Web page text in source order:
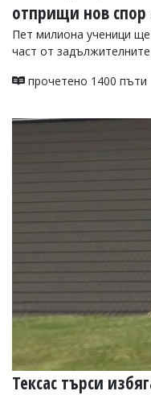
отприщи нов спор
Пет милиона ученици
част от
прочетено 1400 пъти
Тексас търси